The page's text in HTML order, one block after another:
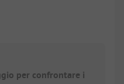
per confrontare i